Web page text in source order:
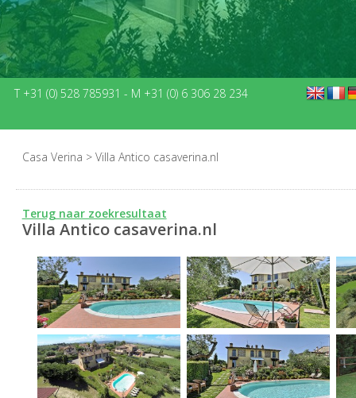
T +31 (0) 528 785931 - M +31 (0) 6 306 28 234
Casa Verina > Villa Antico casaverina.nl
Terug naar zoekresultaat
Villa Antico casaverina.nl